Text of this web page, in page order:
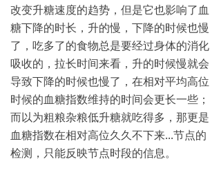
改变升糖速度的趋势，但是它也影响了血
糖下降的时长，升的慢，下降的时候也慢
了，吃多了的食物总是要经过身体的消化
吸收的，拉长时间来看，升的时候慢就会
导致下降的时候也慢了，在相对平均高位
时候的血糖指数维持的时间会更长一些；
而以为粗粮杂粮低升糖就吃得多，那更是
血糖指数在相对高位久久不下来...节点的
检测，只能反映节点时段的信息。